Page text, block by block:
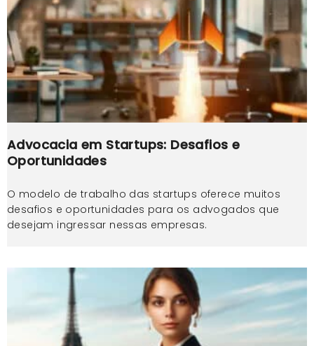
Advocacia em Startups: Desafios e
Oportunidades
O modelo de trabalho das startups oferece muitos
desafios e oportunidades para os advogados que
desejam ingressar nessas empresas.